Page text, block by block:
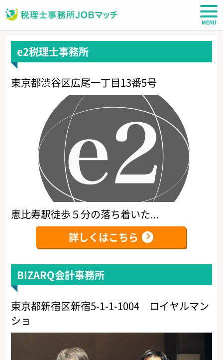
e2税理士事務所
東京都渋谷区広尾一丁目13番5号
恵比寿駅徒歩５分の落ち着いた...
詳しくはこちら
BIZARQ会計事務所
東京都新宿区新宿5-1-1-1004 ロイヤルマン
ショ